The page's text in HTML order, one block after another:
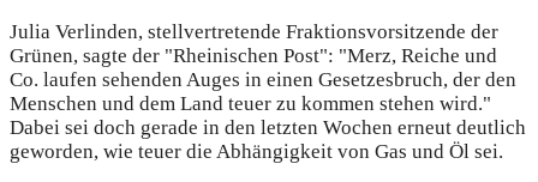
Julia Verlinden, stellvertretende Fraktionsvorsitzende der
Grünen, sagte der "Rheinischen Post": "Merz, Reiche und
Co. laufen sehenden Auges in einen Gesetzesbruch, der den
Menschen und dem Land teuer zu kommen stehen wird."
Dabei sei doch gerade in den letzten Wochen erneut deutlich
geworden, wie teuer die Abhängigkeit von Gas und Öl sei.